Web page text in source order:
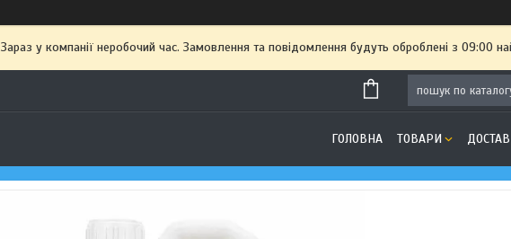
Зараз у компанії неробочий час. Замовлення та повідомлення будуть оброблені з 09:00
ГОЛОВНА ТОВАРИ